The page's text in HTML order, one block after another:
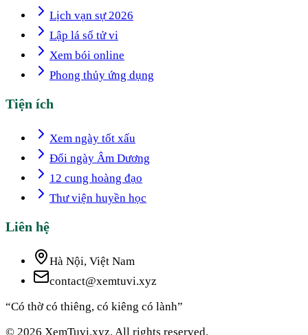
Lịch vạn sự 2026
Lập lá số tử vi
Xem bói online
Phong thủy ứng dụng
Tiện ích
Xem ngày tốt xấu
Đổi ngày Âm Dương
12 cung hoàng đạo
Thư viện huyền học
Liên hệ
Hà Nội, Việt Nam
contact@xemtuvi.xyz
“Có thờ có thiêng, có kiêng có lành”
© 2026 XemTuvi.xyz. All rights reserved.